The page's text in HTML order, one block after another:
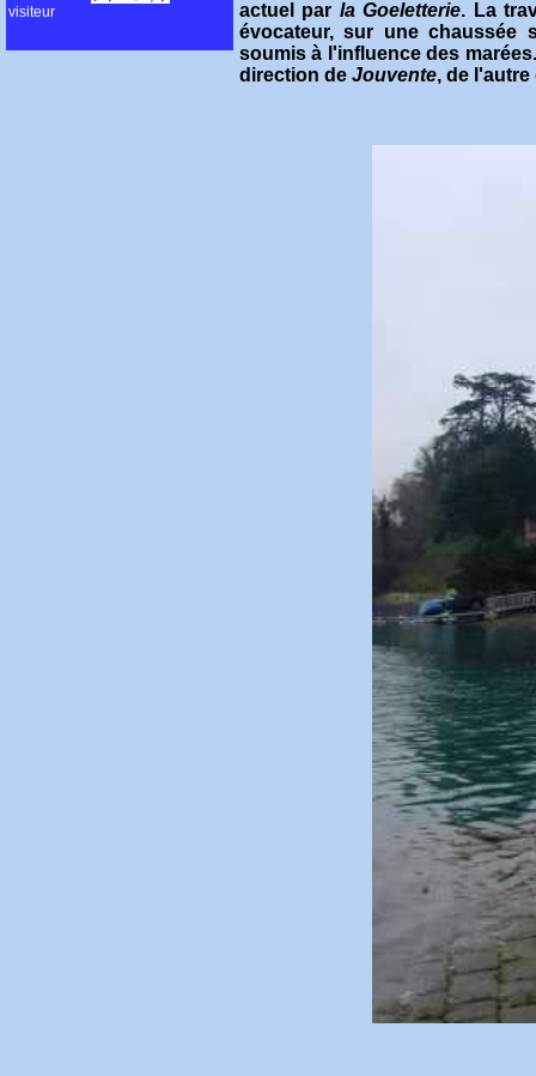
visiteur
actuel par la Goeletterie. La
évocateur, sur une chaussée
soumis à l'influence des
direction de Jouvente, de